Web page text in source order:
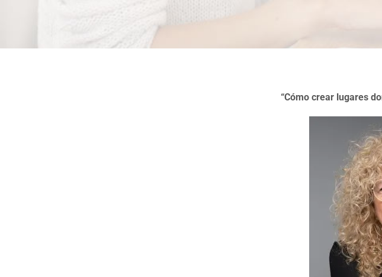
“Cómo crear lugares